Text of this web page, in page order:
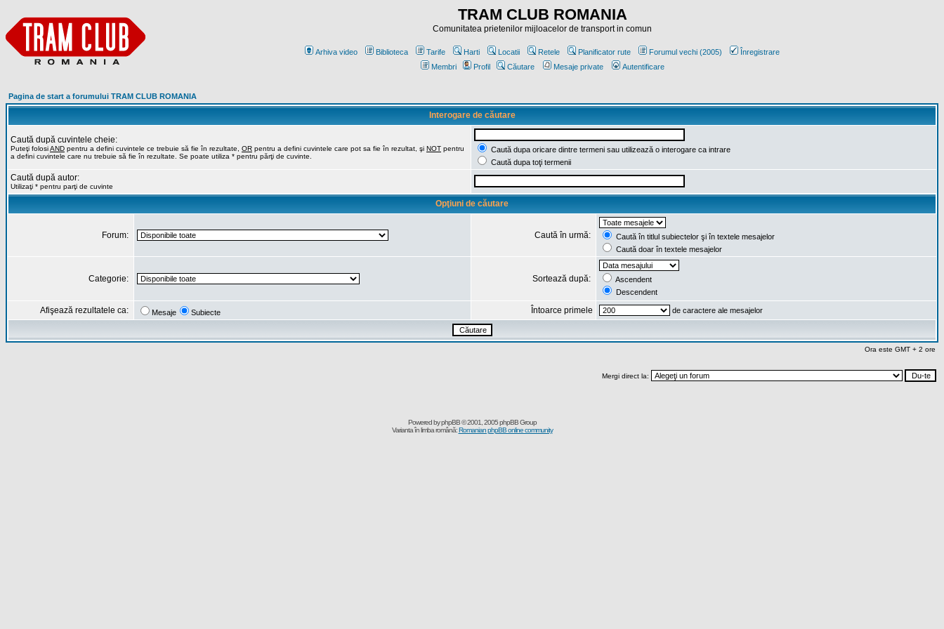
TRAM CLUB ROMANIA
Comunitatea prietenilor mijloacelor de transport in comun
Arhiva video Biblioteca Tarife Harti Locatii Retele Planificator rute Forumul vechi (2005)
Înregistrare
Membri
Profil Căutare Mesaje private Autentificare
Pagina de start a forumului TRAM CLUB ROMANIA
Interogare de căutare
Caută după cuvintele cheie:
Puteţi folosiAND pentru a defini cuvintele ce trebuie să fie în rezultate, OR pentru a defini cuvintele care pot sa fie în rezultat, şi NOT pentru
a defini cuvintele care nu trebuie să fie în rezultate. Se poate utiliza * pentru părţi de cuvinte.
Caută dupa oricare dintre termeni sau utilizează o interogare ca intrare
Caută dupa toţi termenii
Caută după autor:
Utilizaţi * pentru parţi de cuvinte
Opţiuni de căutare
Forum: Caută în urmă:
Caută în titlul subiectelor şi în textele mesajelor
Caută doar în textele mesajelor
Categorie: Sortează după:
Ascendent
Descendent
Afişează rezultatele ca: Mesaje Subiecte Întoarce primele de caractere ale mesajelor
Ora este GMT + 2 ore
Mergi direct la:
Powered byphpBB© 2001, 2005 phpBB Group
Varianta în limba română:Romanian phpBB online community